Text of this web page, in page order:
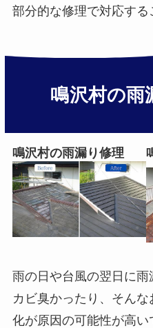
部分的な修理で対応する
鳴沢村の雨
鳴沢村の雨漏り修理
雨の日や台風の翌日に
カビ臭かったり、そん
化が原因の可能性が高い